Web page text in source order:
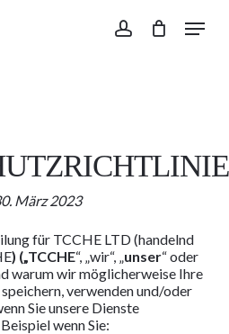
account
Menu
März 2023
für TCCHE LTD (handelnd
) („TCCHE“, „wir“, „ unser“ oder
warum wir möglicherweise Ihre
verwenden und/oder
Sie unsere Dienste
wenn Sie: